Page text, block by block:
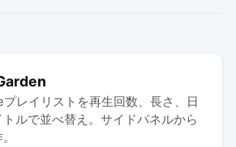
プレイリストを再生回数、長さ、日
ルで並べ替え。サイドパネルから